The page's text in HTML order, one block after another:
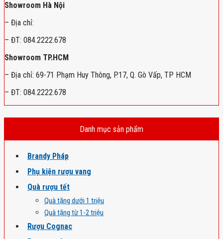
Showroom Hà Nội
– Địa chỉ:
– ĐT: 084.2222.678
Showroom TP.HCM
– Địa chỉ: 69-71 Phạm Huy Thông, P.17, Q. Gò Vấp, TP HCM
– ĐT: 084.2222.678
Danh mục sản phẩm
Brandy Pháp
Phụ kiện rượu vang
Quà rượu tết
Quà tặng dưới 1 triệu
Quà tặng từ 1-2 triệu
Rượu Cognac